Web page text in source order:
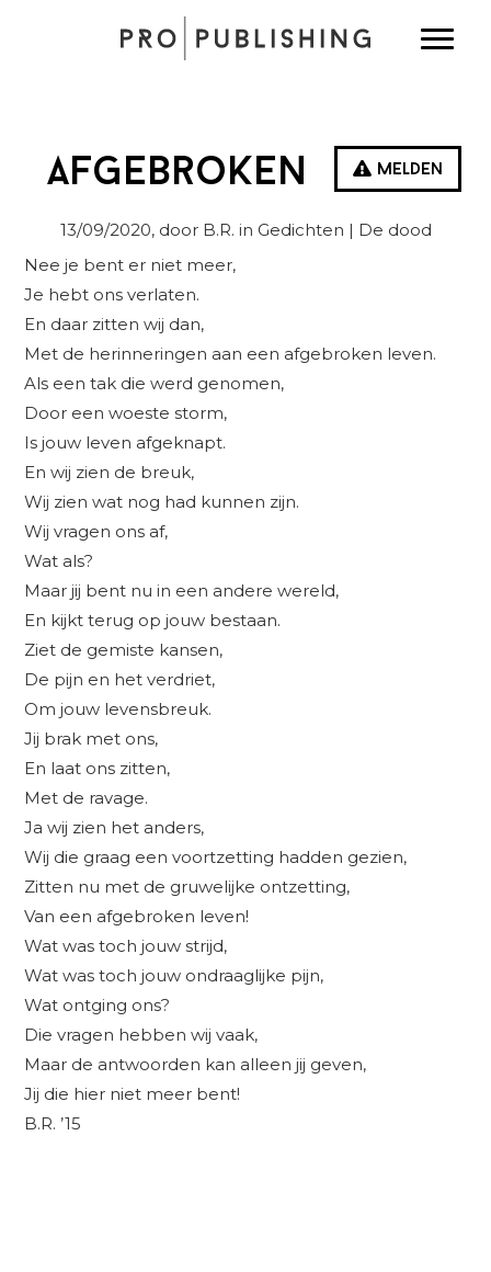
Melden
Afgebroken
13/09/2020, door B.R. in Gedichten | De dood
Nee je bent er niet meer,
Je hebt ons verlaten.
En daar zitten wij dan,
Met de herinneringen aan een afgebroken leven.
Als een tak die werd genomen,
Door een woeste storm,
Is jouw leven afgeknapt.
En wij zien de breuk,
Wij zien wat nog had kunnen zijn.
Wij vragen ons af,
Wat als?
Maar jij bent nu in een andere wereld,
En kijkt terug op jouw bestaan.
Ziet de gemiste kansen,
De pijn en het verdriet,
Om jouw levensbreuk.
Jij brak met ons,
En laat ons zitten,
Met de ravage.
Ja wij zien het anders,
Wij die graag een voortzetting hadden gezien,
Zitten nu met de gruwelijke ontzetting,
Van een afgebroken leven!
Wat was toch jouw strijd,
Wat was toch jouw ondraaglijke pijn,
Wat ontging ons?
Die vragen hebben wij vaak,
Maar de antwoorden kan alleen jij geven,
Jij die hier niet meer bent!
B.R. ’15